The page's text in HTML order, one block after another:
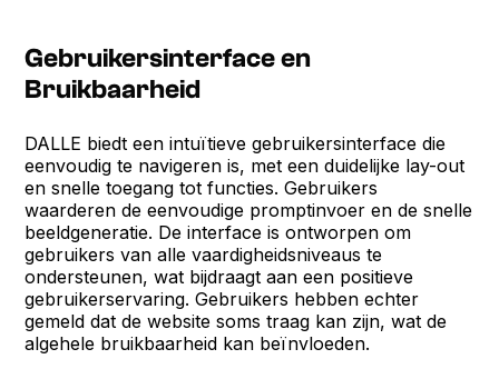
Gebruikersinterface en
Bruikbaarheid
DALLE biedt een intuïtieve gebruikersinterface die
eenvoudig te navigeren is, met een duidelijke lay-out
en snelle toegang tot functies. Gebruikers
waarderen de eenvoudige promptinvoer en de snelle
beeldgeneratie. De interface is ontworpen om
gebruikers van alle vaardigheidsniveaus te
ondersteunen, wat bijdraagt aan een positieve
gebruikerservaring. Gebruikers hebben echter
gemeld dat de website soms traag kan zijn, wat de
algehele bruikbaarheid kan beïnvloeden.